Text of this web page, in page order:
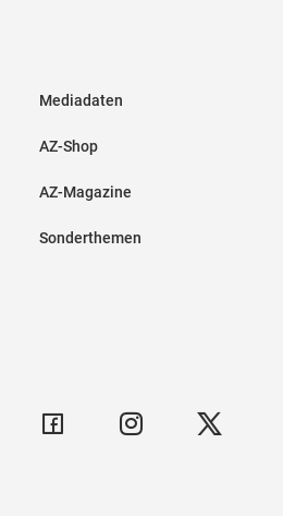
Mediadaten
AZ-Shop
AZ-Magazine
Sonderthemen